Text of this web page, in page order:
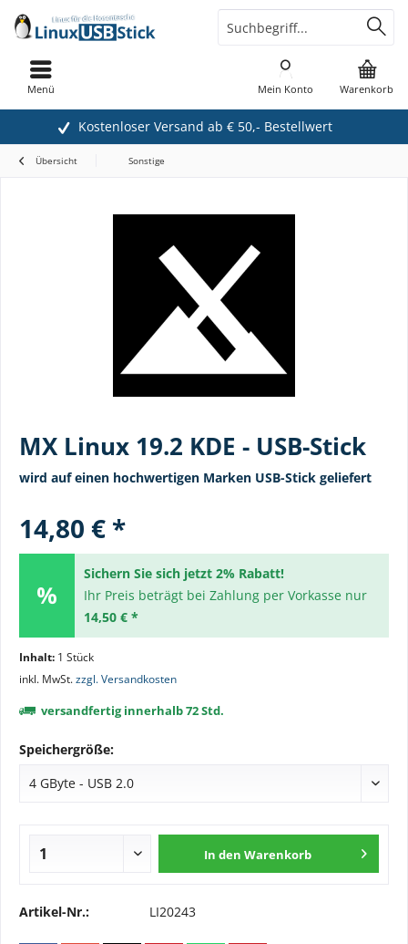
Kostenloser Versand ab € 50,- Bestellwert
Warenkorb
Mein Konto
Menü
Übersicht Sonstige
MX Linux 19.2 KDE - USB-Stick
wird auf einen hochwertigen Marken USB-Stick geliefert
14,80 € *
Sichern Sie sich jetzt 2% Rabatt!
Ihr Preis beträgt bei Zahlung per Vorkasse nur
14,50 € *
Inhalt: 1 Stück
inkl. MwSt.zzgl. Versandkosten
versandfertig innerhalb 72 Std.
Speichergröße:
In den Warenkorb
Artikel-Nr.: LI20243